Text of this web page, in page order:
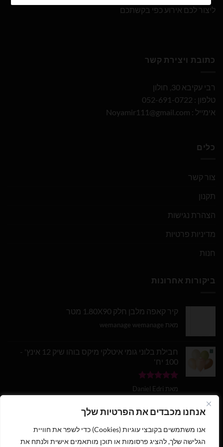
אנחנו מכבדים את הפרטיות שלך
אנו משתמשים בקובצי עוגיות (Cookies) כדי לשפר את חוויית
הגלישה שלך, להציג פרסומות או תוכן מותאמים אישית ולנתח את
ליצור לכם אירוע כפי בקשתכם
כתובת ויצירת קשר
רבי עקיבא 30, חולון
טלפון : 052-691-0722
אימייל : Noyamir111@gmail.com
כלים
צור קשר
תקנון
הצהרת נגישות
מדיניות פרטיות
חנות
ביקורות אחרונות
קיר קאפה מלבן חלק 1.80X90 מטר
מאת wemanage wemanage
חבילת בלוני גומי איטלקי מיקס בוהו שיק 12 אינץ' -
100 יח'
דורג5מתוך
5
מאת Daniel Edri
דורג 5מתוך
5
מאת wemanage wemanage